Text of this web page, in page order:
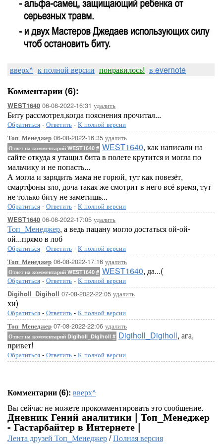
вверх^ к полной версии понравилось! в evernote
Комментарии (6):
WEST1640 06-08-2022-16:31 удалить
Биту рассмотрел,когда пояснения прочитал...
Обратиться - Ответить - К полной версии
Топ_Менеджер 06-08-2022-16:35 удалить
Ответ на комментарий WEST1640 # WEST1640, как написали на
сайте откуда я утащил бита в полете крутится и могла по
мальчику и не попасть...
А могла и зарядить мама не горюй, тут как повезёт,
смартфоны зло, доча такая же смотрит в него всё время, тут
не только биту не заметишь...
Обратиться - Ответить - К полной версии
WEST1640 06-08-2022-17:05 удалить
Топ_Менеджер, а ведь пацану могло достаться ой-ой-
ой...прямо в лоб
Обратиться - Ответить - К полной версии
Топ_Менеджер 06-08-2022-17:16 удалить
Ответ на комментарий WEST1640 # WEST1640, да...(
Обратиться - Ответить - К полной версии
Digiholl_Digiholl 07-08-2022-22:05 удалить
хи)
Обратиться - Ответить - К полной версии
Топ_Менеджер 07-08-2022-22:06 удалить
Ответ на комментарий Digiholl_Digiholl # Digiholl_Digiholl, ага,
привет!
Обратиться - Ответить - К полной версии
Комментарии (6): вверх^
Вы сейчас не можете прокомментировать это сообщение.
Дневник Гений аналитики | Топ_Менеджер
- Гастарбайтер в Интернете |
Лента друзей Топ_Менеджер/Полная версия